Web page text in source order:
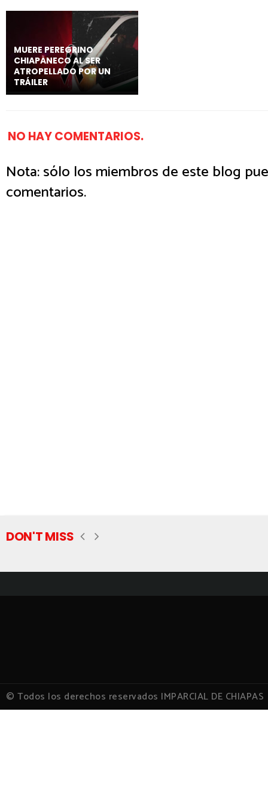
MUERE PEREGRINO
CHIAPANECO AL SER
ATROPELLADO POR UN
TRÁILER
NO HAY COMENTARIOS.
Nota: sólo los miembros de este blog
comentarios.
DON'T MISS
© Todos los derechos reservados IMPARCIAL DE CHIAPAS